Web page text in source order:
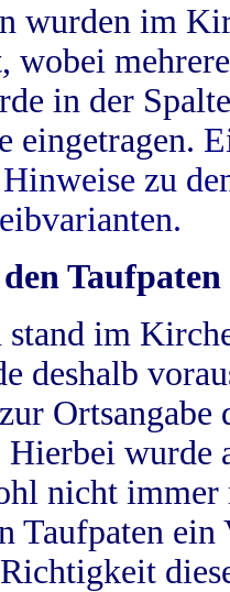
wurden im
wobei
in der
eingetragen.
zu
Taufpaten
stand im
deshalb
Hierbei wurde
nicht
Taufpaten